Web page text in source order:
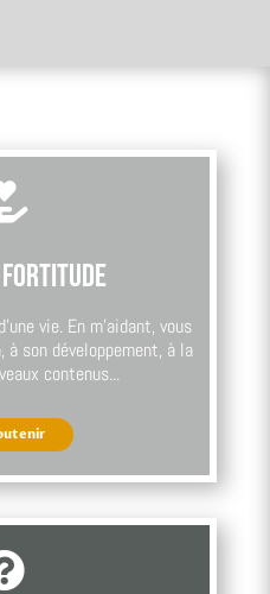
vie. En m’aidant, vous
son développement, à la
contenus...